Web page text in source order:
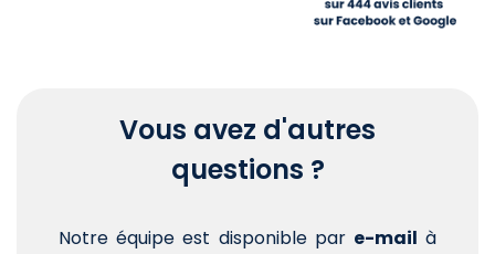
Vous avez d'autres
questions ?
Notre équipe est disponible par e-mail à